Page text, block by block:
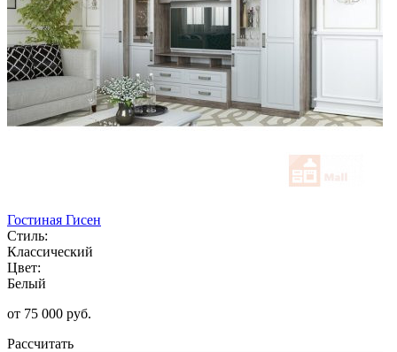
Гостиная Гисен
Стиль:
Классический
Цвет:
Белый
от 75 000 руб.
Рассчитать